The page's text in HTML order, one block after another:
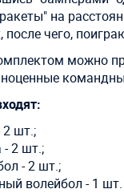
на
после чего,
можно
2 шт.;
- 2 шт.;
- 2 шт.;
волейбол - 1 шт.